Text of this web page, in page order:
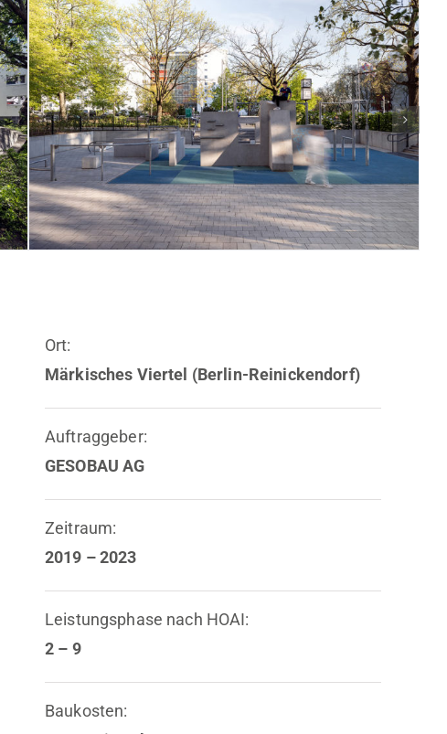
Ort:
Märkisches Viertel (Berlin-Reinickendorf)
Auftraggeber:
GESOBAU AG
Zeitraum:
2019 – 2023
Leistungsphase nach HOAI:
2 – 9
Baukosten: